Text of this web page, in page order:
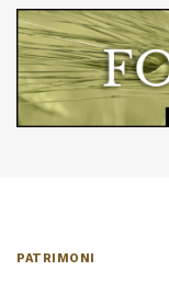
PATRIMONI